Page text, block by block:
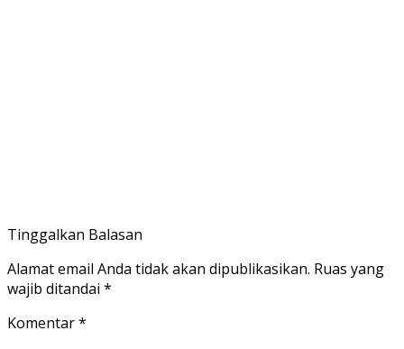
Tinggalkan Balasan
Alamat email Anda tidak akan dipublikasikan. Ruas yang
wajib ditandai *
Komentar*